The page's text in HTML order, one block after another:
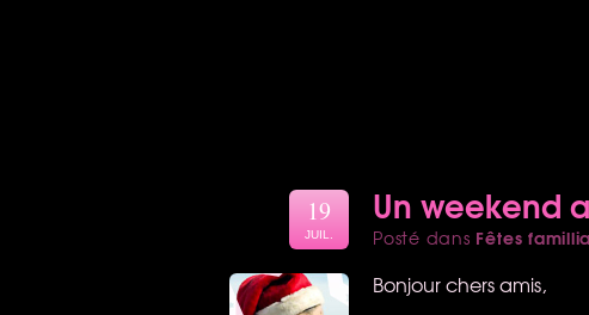
Un weekend
Posté dans Fêtes
19
JUIL.
Bonjour chers amis,